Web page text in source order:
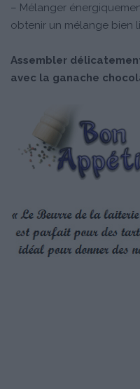
– Mélanger
obtenir un mélange bien
Assembler
avec la ganache